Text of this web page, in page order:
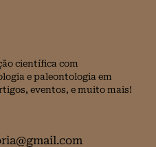
científica com
e paleontologia em
eventos, e muito mais!